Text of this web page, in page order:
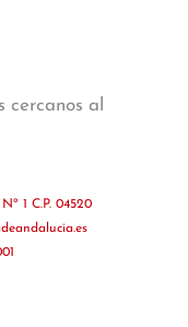
cercanos al
1 C.P. 04520